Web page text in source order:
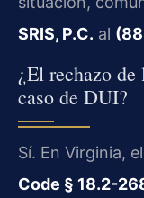
SRIS, P.C. al
¿El rechazo
caso de DUI?
Sí. En Virginia,
Code § 18.2-